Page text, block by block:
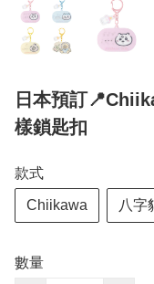
日本預訂
樣鎖匙扣
款式
Chiikawa 八字
數量